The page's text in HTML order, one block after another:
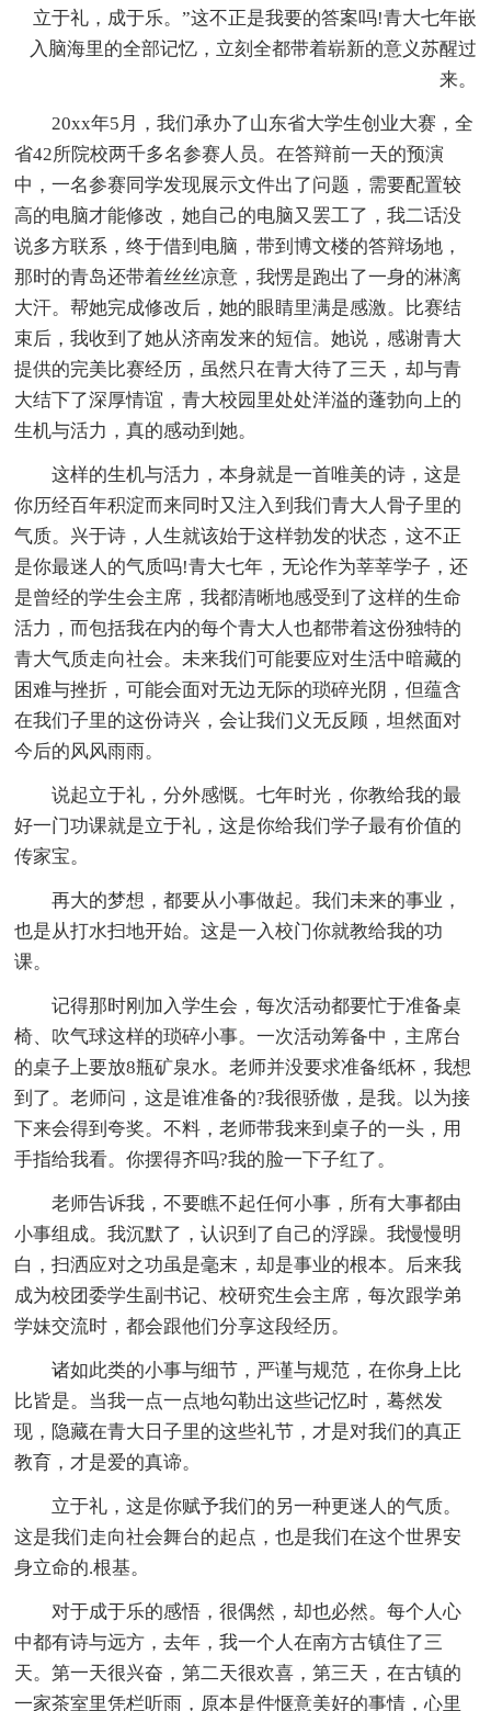
立于礼，成于乐。”这不正是我要的答案吗!青大七年嵌
入脑海里的全部记忆，立刻全都带着崭新的意义苏醒过
来。
20xx年5月，我们承办了山东省大学生创业大赛，全
省42所院校两千多名参赛人员。在答辩前一天的预演
中，一名参赛同学发现展示文件出了问题，需要配置较
高的电脑才能修改，她自己的电脑又罢工了，我二话没
说多方联系，终于借到电脑，带到博文楼的答辩场地，
那时的青岛还带着丝丝凉意，我愣是跑出了一身的淋漓
大汗。帮她完成修改后，她的眼睛里满是感激。比赛结
束后，我收到了她从济南发来的短信。她说，感谢青大
提供的完美比赛经历，虽然只在青大待了三天，却与青
大结下了深厚情谊，青大校园里处处洋溢的蓬勃向上的
生机与活力，真的感动到她。
这样的生机与活力，本身就是一首唯美的诗，这是
你历经百年积淀而来同时又注入到我们青大人骨子里的
气质。兴于诗，人生就该始于这样勃发的状态，这不正
是你最迷人的气质吗!青大七年，无论作为莘莘学子，还
是曾经的学生会主席，我都清晰地感受到了这样的生命
活力，而包括我在内的每个青大人也都带着这份独特的
青大气质走向社会。未来我们可能要应对生活中暗藏的
困难与挫折，可能会面对无边无际的琐碎光阴，但蕴含
在我们子里的这份诗兴，会让我们义无反顾，坦然面对
今后的风风雨雨。
说起立于礼，分外感慨。七年时光，你教给我的最
好一门功课就是立于礼，这是你给我们学子最有价值的
传家宝。
再大的梦想，都要从小事做起。我们未来的事业，
也是从打水扫地开始。这是一入校门你就教给我的功
课。
记得那时刚加入学生会，每次活动都要忙于准备桌
椅、吹气球这样的琐碎小事。一次活动筹备中，主席台
的桌子上要放8瓶矿泉水。老师并没要求准备纸杯，我想
到了。老师问，这是谁准备的?我很骄傲，是我。以为接
下来会得到夸奖。不料，老师带我来到桌子的一头，用
手指给我看。你摆得齐吗?我的脸一下子红了。
老师告诉我，不要瞧不起任何小事，所有大事都由
小事组成。我沉默了，认识到了自己的浮躁。我慢慢明
白，扫洒应对之功虽是毫末，却是事业的根本。后来我
成为校团委学生副书记、校研究生会主席，每次跟学弟
学妹交流时，都会跟他们分享这段经历。
诸如此类的小事与细节，严谨与规范，在你身上比
比皆是。当我一点一点地勾勒出这些记忆时，蓦然发
现，隐藏在青大日子里的这些礼节，才是对我们的真正
教育，才是爱的真谛。
立于礼，这是你赋予我们的另一种更迷人的气质。
这是我们走向社会舞台的起点，也是我们在这个世界安
身立命的.根基。
对于成于乐的感悟，很偶然，却也必然。每个人心
中都有诗与远方，去年，我一个人在南方古镇住了三
天。第一天很兴奋，第二天很欢喜，第三天，在古镇的
一家茶室里凭栏听雨，原本是件惬意美好的事情，心里